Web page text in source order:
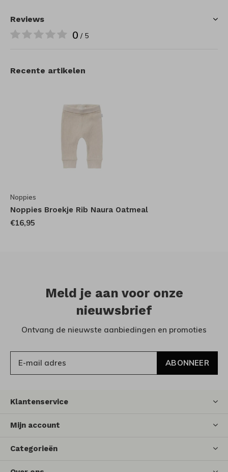
Reviews
0 / 5
Recente artikelen
Noppies
Noppies Broekje Rib Naura Oatmeal
€16,95
Meld je aan voor onze
nieuwsbrief
Ontvang de nieuwste aanbiedingen en promoties
ABONNEER
Klantenservice
Mijn account
Categorieën